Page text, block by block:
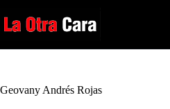
al
contenido
Geovany Andrés Rojas